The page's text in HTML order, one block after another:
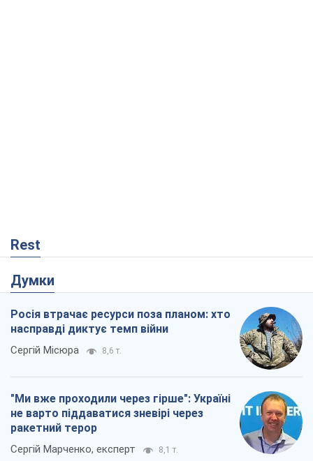
Rest
Думки
Росія втрачає ресурси поза планом: хто
насправді диктує темп війни
Сергій Місюра 8,6 т.
"Ми вже проходили через гірше": Україні
не варто піддаватися зневірі через
ракетний терор
Сергій Марченко, експерт 8,1 т.